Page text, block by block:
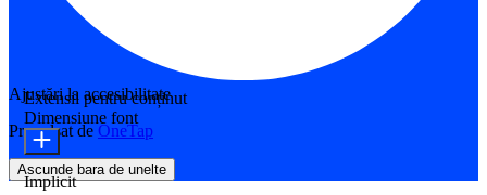
Ajustări la accesibilitate
Propulsat de OneTap
Ascunde bara de unelte
Extensii pentru conținut
Dimensiune font
Implicit